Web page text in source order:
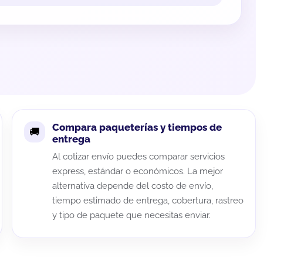
Compara paqueterías y tiempos de
entrega
Al cotizar envío puedes comparar servicios
express, estándar o económicos. La mejor
alternativa depende del costo de envío,
tiempo estimado de entrega, cobertura, rastreo
y tipo de paquete que necesitas enviar.